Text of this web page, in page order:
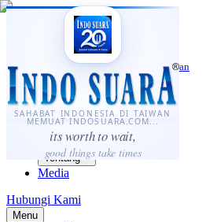
SAHABAT INDONESIA DI TAIWAN
MEMUAT INDOSUARA.COM...
its worth to wait,
good things take times
·...
⌘K
Sahabat Indonesia di Taiwan
Berita
Layanan
Komunitas
Panduan
Tentang
Media
Hubungi Kami
Menu